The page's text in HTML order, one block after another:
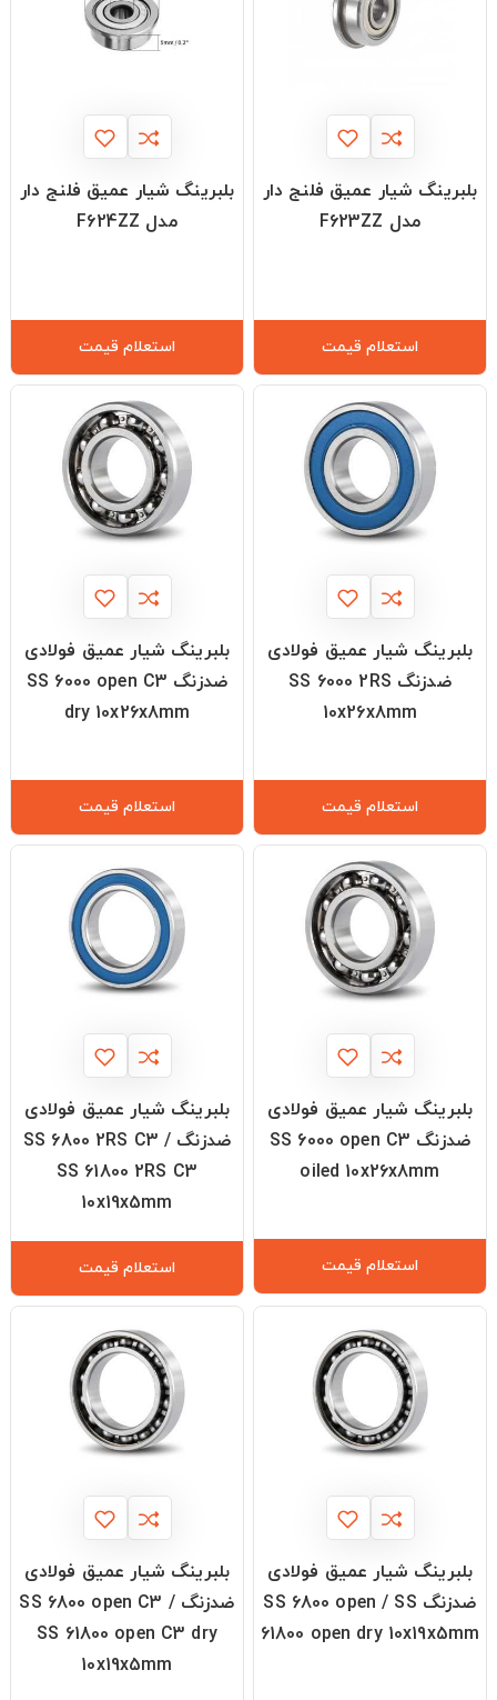
بلبرینگ شیار عمیق فلنج دار
مدل F623ZZ
استعلام قیمت
بلبرینگ شیار عمیق فلنج دار
مدل F624ZZ
استعلام قیمت
بلبرینگ شیار عمیق فولادی
ضدزنگ SS 6000 2RS
10x26x8mm
استعلام قیمت
بلبرینگ شیار عمیق فولادی
ضدزنگ SS 6000 open C3
dry 10x26x8mm
استعلام قیمت
بلبرینگ شیار عمیق فولادی
ضدزنگ SS 6000 open C3
oiled 10x26x8mm
استعلام قیمت
بلبرینگ شیار عمیق فولادی
ضدزنگ SS 6800 2RS C3 /
SS 61800 2RS C3
10x19x5mm
استعلام قیمت
بلبرینگ شیار عمیق فولادی
ضدزنگ SS 6800 open / SS
61800 open dry 10x19x5mm
بلبرینگ شیار عمیق فولادی
ضدزنگ SS 6800 open C3 /
SS 61800 open C3 dry
10x19x5mm